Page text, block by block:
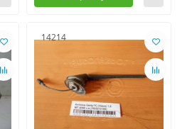
14214